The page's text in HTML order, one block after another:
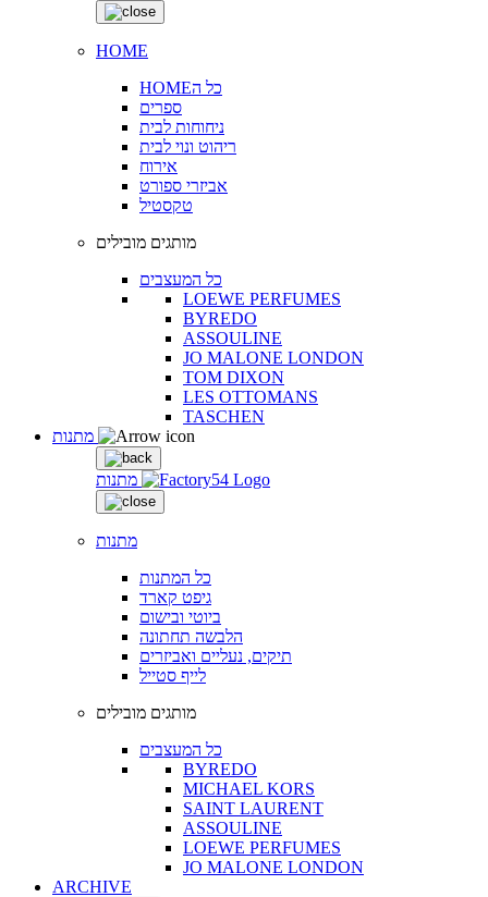
HOME
HOMEכל ה
ספרים
ניחוחות לבית
ריהוט ונוי לבית
אירוח
אביזרי ספורט
טקסטיל
מותגים מובילים
כל המעצבים
LOEWE PERFUMES
BYREDO
ASSOULINE
JO MALONE LONDON
TOM DIXON
LES OTTOMANS
TASCHEN
מתנות
מתנות
כל המתנות
גיפט קארד
ביוטי ובישום
הלבשה תחתונה
תיקים, נעליים ואביזרים
לייף סטייל
מותגים מובילים
כל המעצבים
BYREDO
MICHAEL KORS
SAINT LAURENT
ASSOULINE
LOEWE PERFUMES
JO MALONE LONDON
ARCHIVE